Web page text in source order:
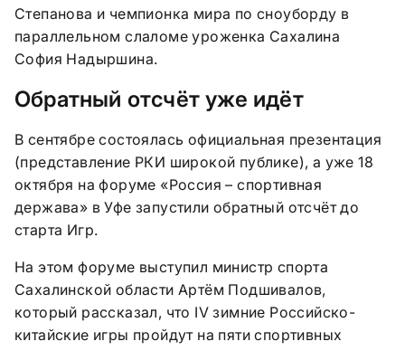
Степанова и чемпионка мира по сноуборду в
параллельном слаломе уроженка Сахалина
София Надыршина.
Обратный отсчёт уже идёт
В сентябре состоялась официальная презентация
(представление РКИ широкой публике), а уже 18
октября на форуме «Россия – спортивная
держава» в Уфе запустили обратный отсчёт до
старта Игр.
На этом форуме выступил министр спорта
Сахалинской области Артём Подшивалов,
который рассказал, что IV зимние Российско-
китайские игры пройдут на пяти спортивных